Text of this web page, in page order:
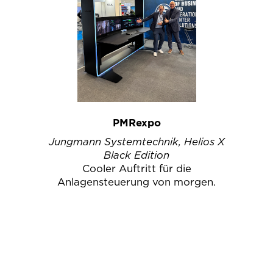
PMRexpo
Jungmann Systemtechnik, Helios X
Black Edition
Cooler Auftritt für die
Anlagensteuerung von morgen.